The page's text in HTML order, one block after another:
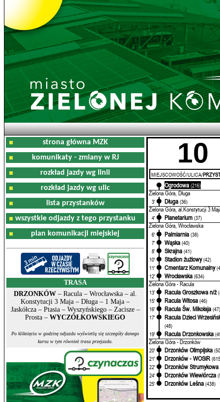
strona główna MZK
komunikaty - zmiany w RJ
rozkład jazdy wg linii
rozkład jazdy wg ulic
lista przystanków
wszystkie odjazdy z tego przystanku
plan komunikacji miejskiej
TRASA
DRZONKÓW– Racula – Wrocławska – al.
Konstytucji 3 Maja – Długa – 1 Maja –
Jaskółcza – Ptasia – Wyszyńskiego – Zacisze –
Prosta – WYCZÓŁKOWSKIEGO
Po kliknięciu w godzinę odjazdu wyświetlą się szczegóły danego
kursu w tym również trasa przejazdu.
10
MIEJSCOWOŚĆ/ULICA/
Ogrodowa (216)
Zielona Góra, Długa
3' Długa (36)
Zielona Góra, al.Konstytucji 3
4' Planetarium (37)
Zielona Góra, Wrocławska
6' Palmiarnia (38)
7'
Wąska (40)
8'
Skrajna (41)
10'
Stadion żużlowy (42)
11'
Cmentarz Komunalny
12'
Wrocławska (634)
Zielona Góra - Racula
13' Racula Groszkowa n/ż
15'
Racula Witosa (46)
16'
Racula Św. Mikołaja
17'
Racula Dzieci
(48)
19'
Racula Drzonkowska
Zielona Góra - Drzonków
20' Drzonków Olimpijska
21'
Drzonków - WOSiR
22'
Drzonków Strumykowa
24' Drzonków Wiewiórcza
25'
Drzonków Leśna (438)